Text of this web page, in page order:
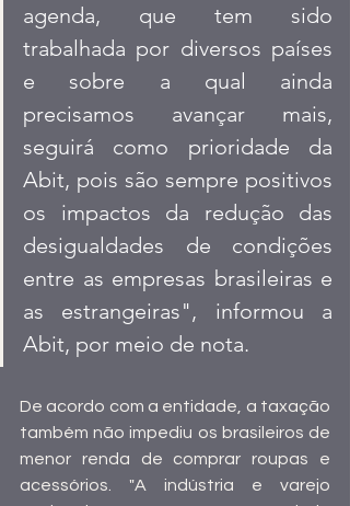
agenda, que tem sido
trabalhada por diversos países
e sobre a qual ainda
precisamos avançar mais,
seguirá como prioridade da
Abit, pois são sempre positivos
os impactos da redução das
desigualdades de condições
entre as empresas brasileiras e
as estrangeiras", informou a
Abit, por meio de nota.
De acordo com a entidade, a taxação
também não impediu os brasileiros de
menor renda de comprar roupas e
acessórios. "A indústria e varejo